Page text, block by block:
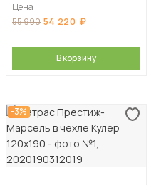
Цена
55 990 54 220
В корзину
-3%